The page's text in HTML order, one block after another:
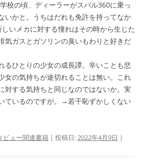
校の頃、ディーラーがスバル360に乗っ
いかと。うちはだれも免許を持ってなか
いメカに対する憧れはその時から生じた
気ガスとガソリンの臭いもわりと好きだ
るひとりの少女の成長譚。辛いことも悲
女の気持ちが途切れることは無い。これ
対する気持ちと同じなのではないか。実
ているのですが。→若干恥ずかしくない
ビュー関連書籍 | 投稿日:2022年4月9日 |